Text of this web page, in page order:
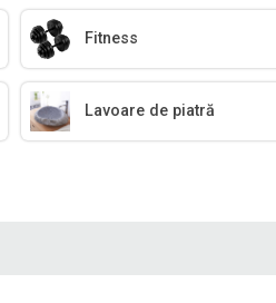
Fitness
Lavoare de piatră